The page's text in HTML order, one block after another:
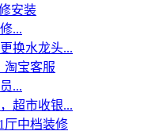
...
换水龙头...
...
超市收银...